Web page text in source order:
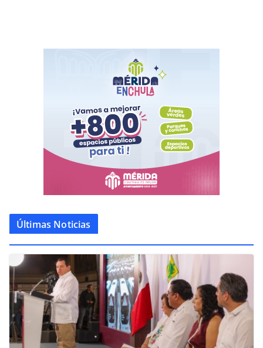
Últimas Noticias